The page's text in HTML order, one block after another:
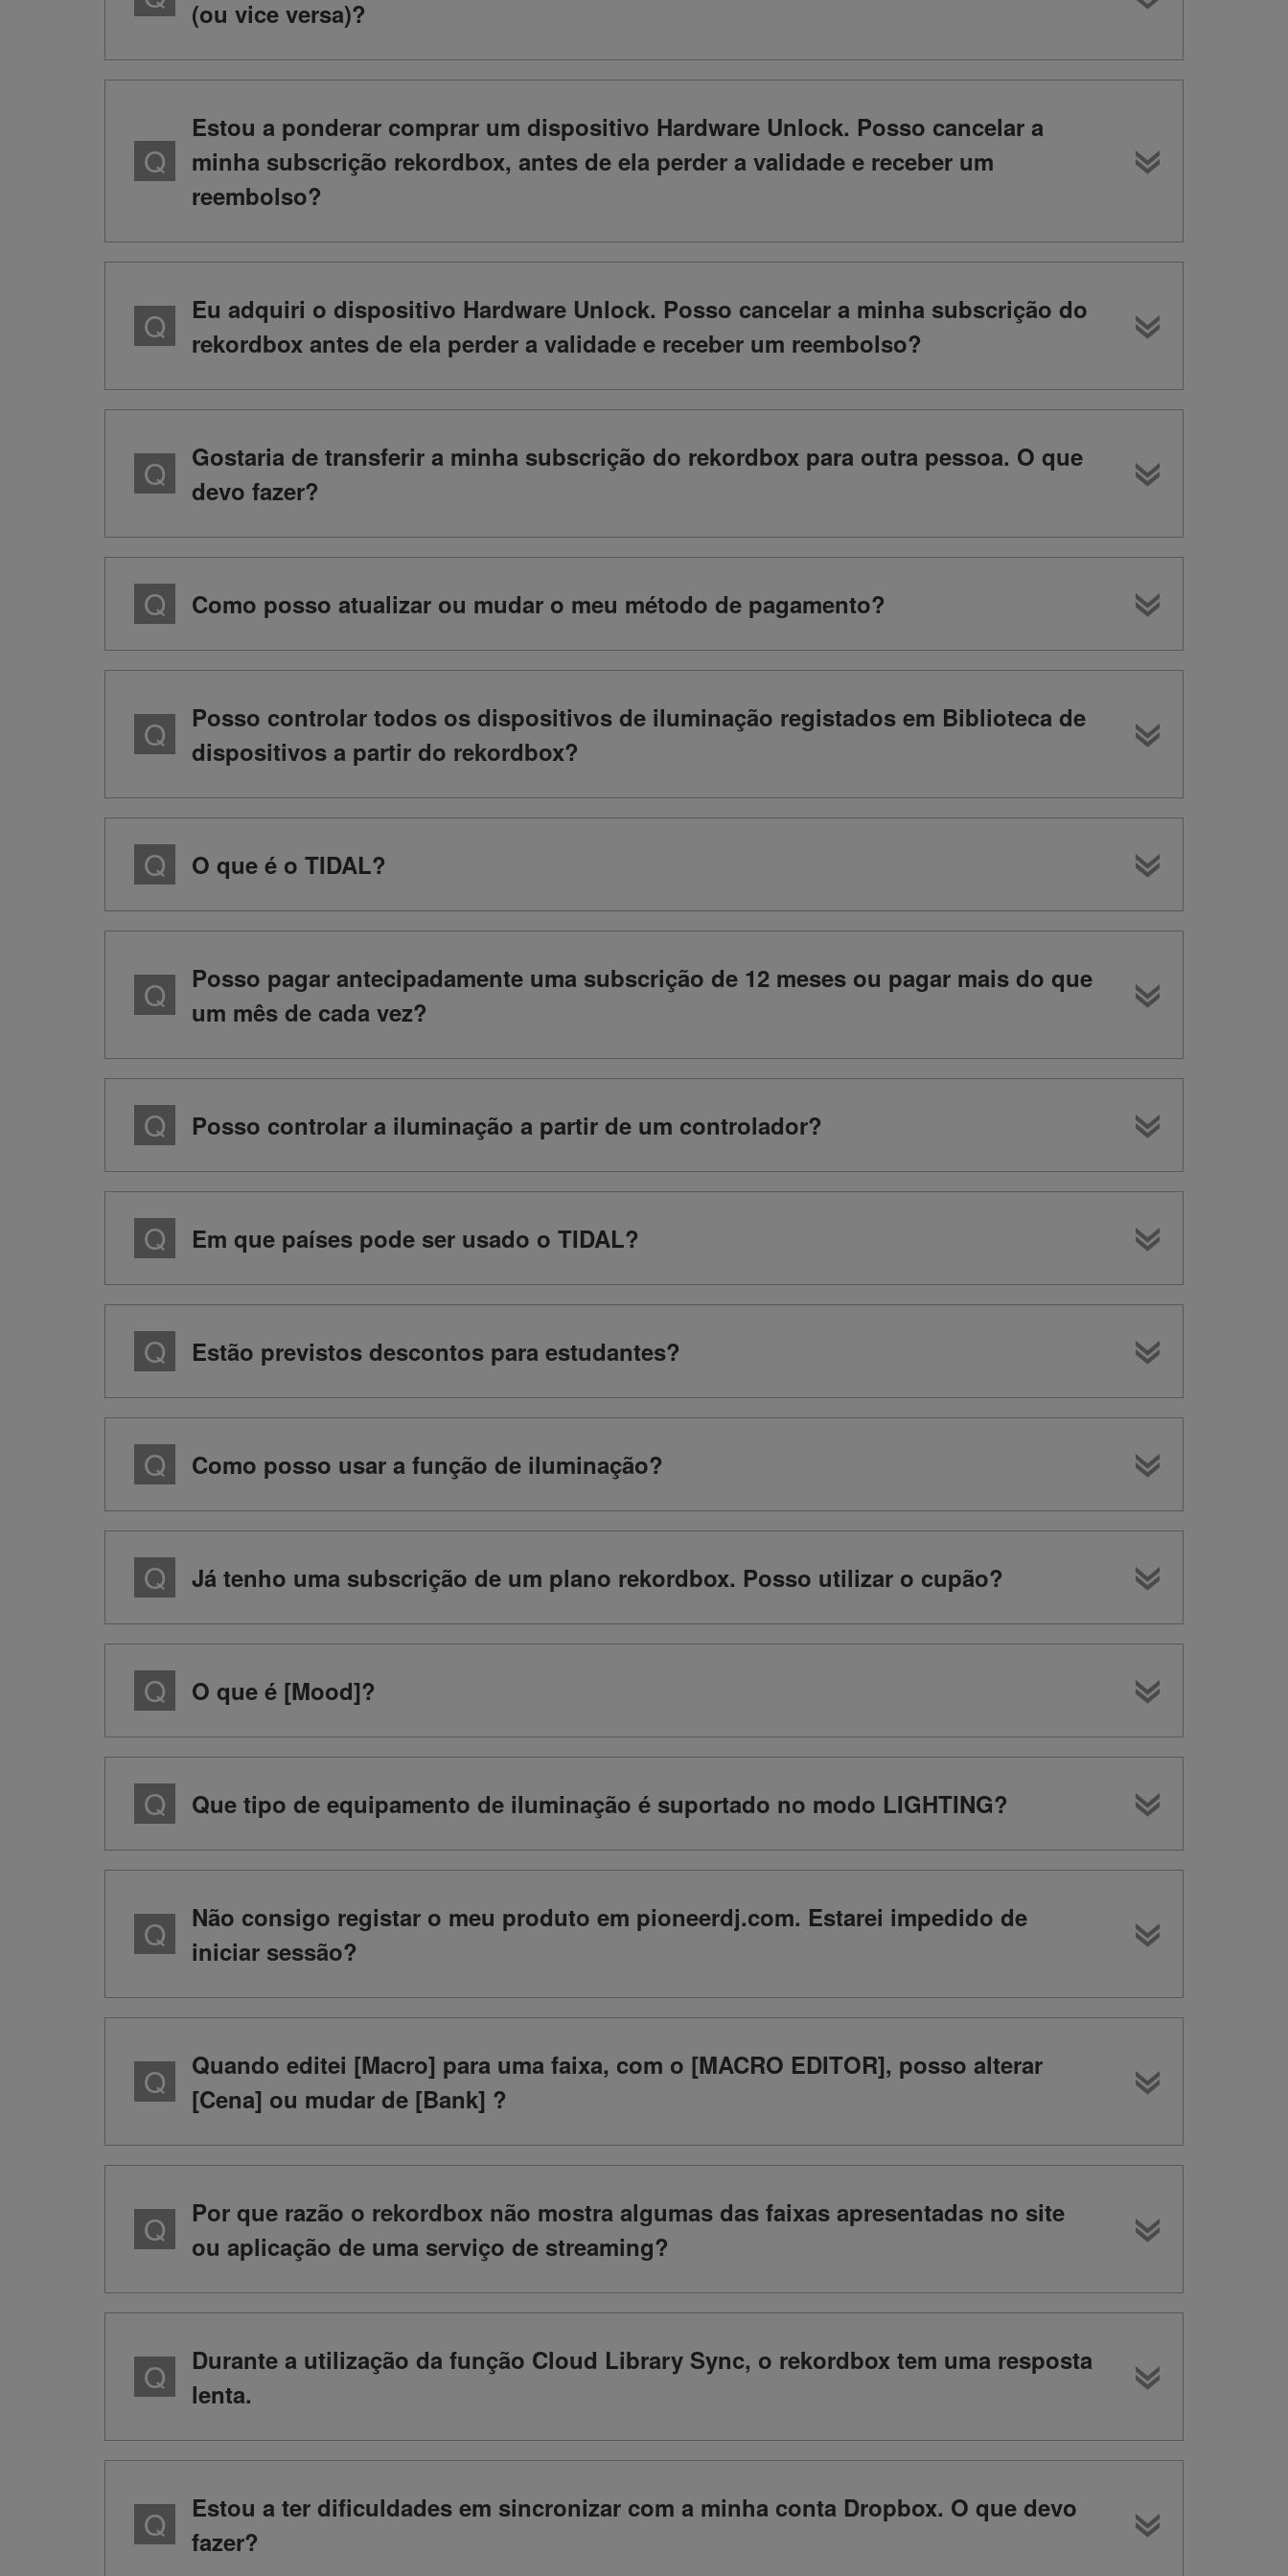
(ou vice versa)?
Estou a ponderar comprar um dispositivo Hardware Unlock. Posso cancelar a
minha subscrição rekordbox, antes de ela perder a validade e receber um
reembolso?
Eu adquiri o dispositivo Hardware Unlock. Posso cancelar a minha subscrição do
rekordbox antes de ela perder a validade e receber um reembolso?
Gostaria de transferir a minha subscrição do rekordbox para outra pessoa. O que
devo fazer?
Como posso atualizar ou mudar o meu método de pagamento?
Posso controlar todos os dispositivos de iluminação registados em Biblioteca de
dispositivos a partir do rekordbox?
O que é o TIDAL?
Posso pagar antecipadamente uma subscrição de 12 meses ou pagar mais do que
um mês de cada vez?
Posso controlar a iluminação a partir de um controlador?
Em que países pode ser usado o TIDAL?
Estão previstos descontos para estudantes?
Como posso usar a função de iluminação?
Já tenho uma subscrição de um plano rekordbox. Posso utilizar o cupão?
O que é [Mood]?
Que tipo de equipamento de iluminação é suportado no modo LIGHTING?
Não consigo registar o meu produto em pioneerdj.com. Estarei impedido de
iniciar sessão?
Quando editei [Macro] para uma faixa, com o [MACRO EDITOR], posso alterar
[Cena] ou mudar de [Bank] ?
Por que razão o rekordbox não mostra algumas das faixas apresentadas no site
ou aplicação de uma serviço de streaming?
Durante a utilização da função Cloud Library Sync, o rekordbox tem uma resposta
lenta.
Estou a ter dificuldades em sincronizar com a minha conta Dropbox. O que devo
fazer?